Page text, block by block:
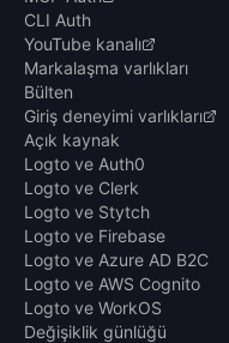
CLI Auth
YouTube kanalı
Markalaşma varlıkları
Bülten
Giriş deneyimi varlıkları
Açık kaynak
Logto ve Auth0
Logto ve Clerk
Logto ve Stytch
Logto ve Firebase
Logto ve Azure AD B2C
Logto ve AWS Cognito
Logto ve WorkOS
Değişiklik günlüğü